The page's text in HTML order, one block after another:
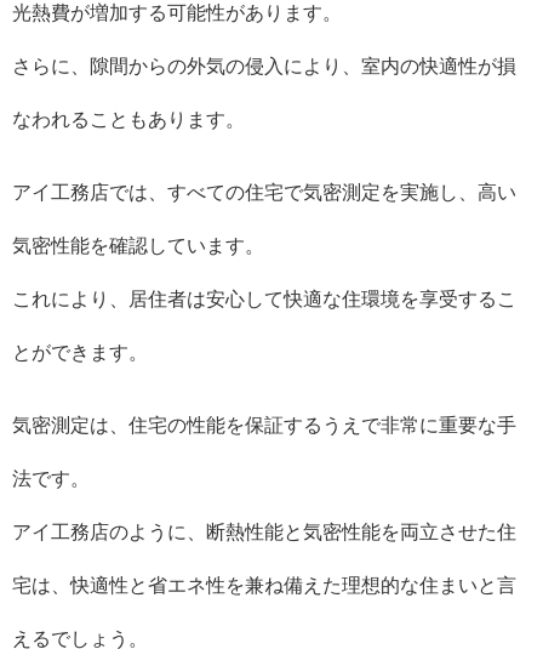
光熱費が増加する可能性があります。
さらに、隙間からの外気の侵入により、室内の快適性が損
なわれることもあります。
アイ工務店では、すべての住宅で気密測定を実施し、高い
気密性能を確認しています。
これにより、居住者は安心して快適な住環境を享受するこ
とができます。
気密測定は、住宅の性能を保証するうえで非常に重要な手
法です。
アイ工務店のように、断熱性能と気密性能を両立させた住
宅は、快適性と省エネ性を兼ね備えた理想的な住まいと言
えるでしょう。